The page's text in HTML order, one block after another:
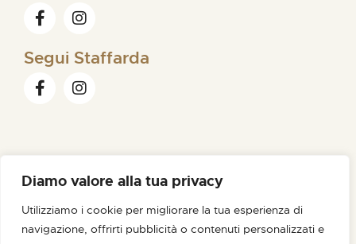
Diamo valore alla tua privacy
Utilizziamo i cookie per migliorare la tua esperienza di
navigazione, offrirti pubblicità o contenuti personalizzati e
Segui Staffarda
PEC FONDAZIONE@PEC.ORDINEMAURIZIANO.IT